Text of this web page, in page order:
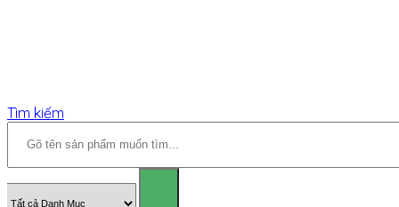
Tìm kiếm